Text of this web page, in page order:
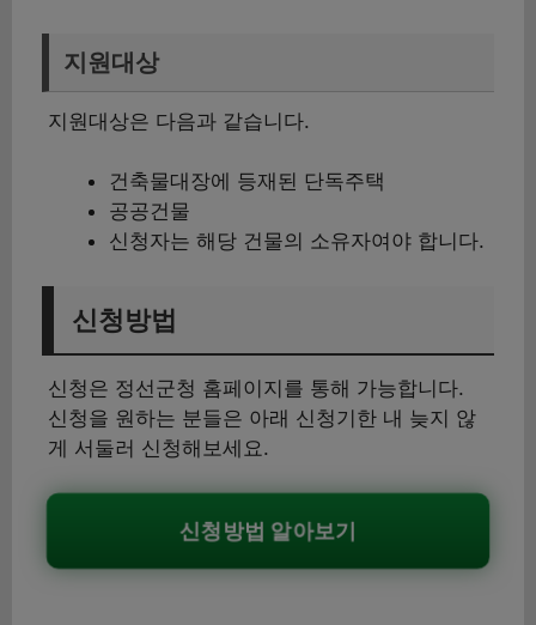
지원대상
지원대상은 다음과 같습니다.
건축물대장에 등재된 단독주택
공공건물
신청자는 해당 건물의 소유자여야 합니다.
신청방법
신청은 정선군청 홈페이지를 통해 가능합니다.
신청을 원하는 분들은 아래 신청기한 내 늦지 않
게 서둘러 신청해보세요.
신청방법 알아보기